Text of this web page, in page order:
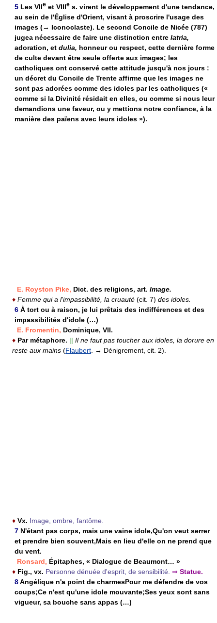
5 Les VIIe et VIIIe s. virent le développement d'une tendance,
au sein de l'Église d'Orient, visant à proscrire l'usage des
images (→ Iconoclaste). Le second Concile de Nicée (787)
jugea nécessaire de faire une distinction entre latria,
adoration, et dulia, honneur ou respect, cette dernière forme
de culte devant être seule offerte aux images; les
catholiques ont conservé cette attitude jusqu'à nos jours :
un décret du Concile de Trente affirme que les images ne
sont pas adorées comme des idoles par les catholiques («
comme si la Divinité résidait en elles, ou comme si nous leur
demandions une faveur, ou y mettions notre confiance, à la
manière des païens avec leurs idoles »).
E. Royston Pike, Dict. des religions, art. Image.
♦ Femme qui a l'impassibilité, la cruauté (cit. 7) des idoles.
6 À tort ou à raison, je lui prêtais des indifférences et des
impassibilités d'idole (…)
E. Fromentin, Dominique, VII.
♦ Par métaphore. || Il ne faut pas toucher aux idoles, la dorure en
reste aux mains (Flaubert . → Dénigrement, cit. 2).
♦ Vx. Image, ombre, fantôme.
7 N'étant pas corps, mais une vaine idole,Qu'on veut serrer
et prendre bien souvent,Mais en lieu d'elle on ne prend que
du vent.
Ronsard, Épitaphes, « Dialogue de Beaumont… »
♦ Fig., vx. Personne dénuée d'esprit, de sensibilité. ⇒ Statue.
8Angélique n'a point de charmesPour me défendre de vos
coups;Ce n'est qu'une idole mouvante;Ses yeux sont sans
vigueur, sa bouche sans appas (…)